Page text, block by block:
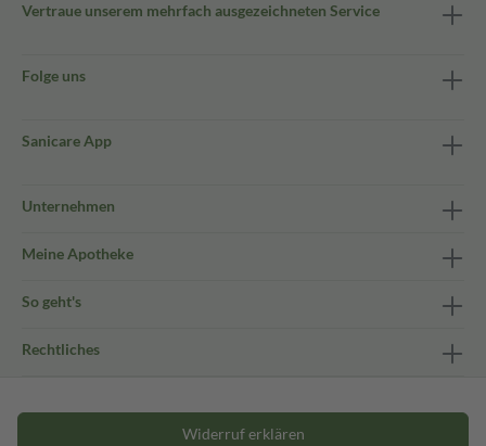
Vertraue unserem mehrfach ausgezeichneten Service
Folge uns
Sanicare App
Unternehmen
Meine Apotheke
So geht's
Rechtliches
Widerruf erklären